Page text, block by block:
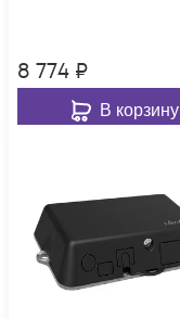
8 774 ₽
В корзину